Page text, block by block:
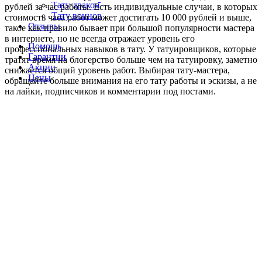
Тату дракон
Тату воинов
Отзывы
Помощь
Гарантии
Акции
Цены
рублей за час работы. Есть индивидуальные случаи, в которых
стоимость часа работ может достигать 10 000 рублей и выше,
такое как правило бывает при большой популярности мастера
в интернете, но не всегда отражает уровень его
профессиональных навыков в тату. У татуировщиков, которые
тратят время на блогерство больше чем на татуировку, заметно
снижается общий уровень работ. Выбирая тату-мастера,
обращайте больше внимания на его тату работы и эскизы, а не
на лайки, подписчиков и комментарии под постами.